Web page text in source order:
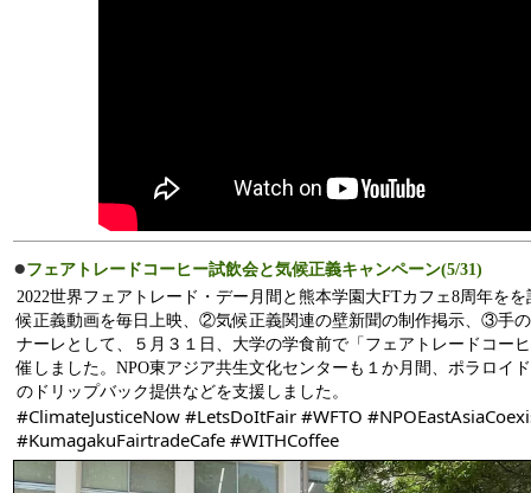
●フェアトレードコーヒー試飲会と気候正義キャンペーン(5/31)
2022世界フェアトレード・デー月間と熊本学園大FTカフェ8周年を
候正義動画を毎日上映、②気候正義関連の壁新聞の制作掲示、③手
ナーレとして、５月３１日、大学の学食前で「フェアトレードコー
催しました。NPO東アジア共生文化センターも１か月間、ポラロイ
のドリップバック提供などを支援しました。
#ClimateJusticeNow #LetsDoItFair #WFTO
#KumagakuFairtradeCafe #WITHCoffee